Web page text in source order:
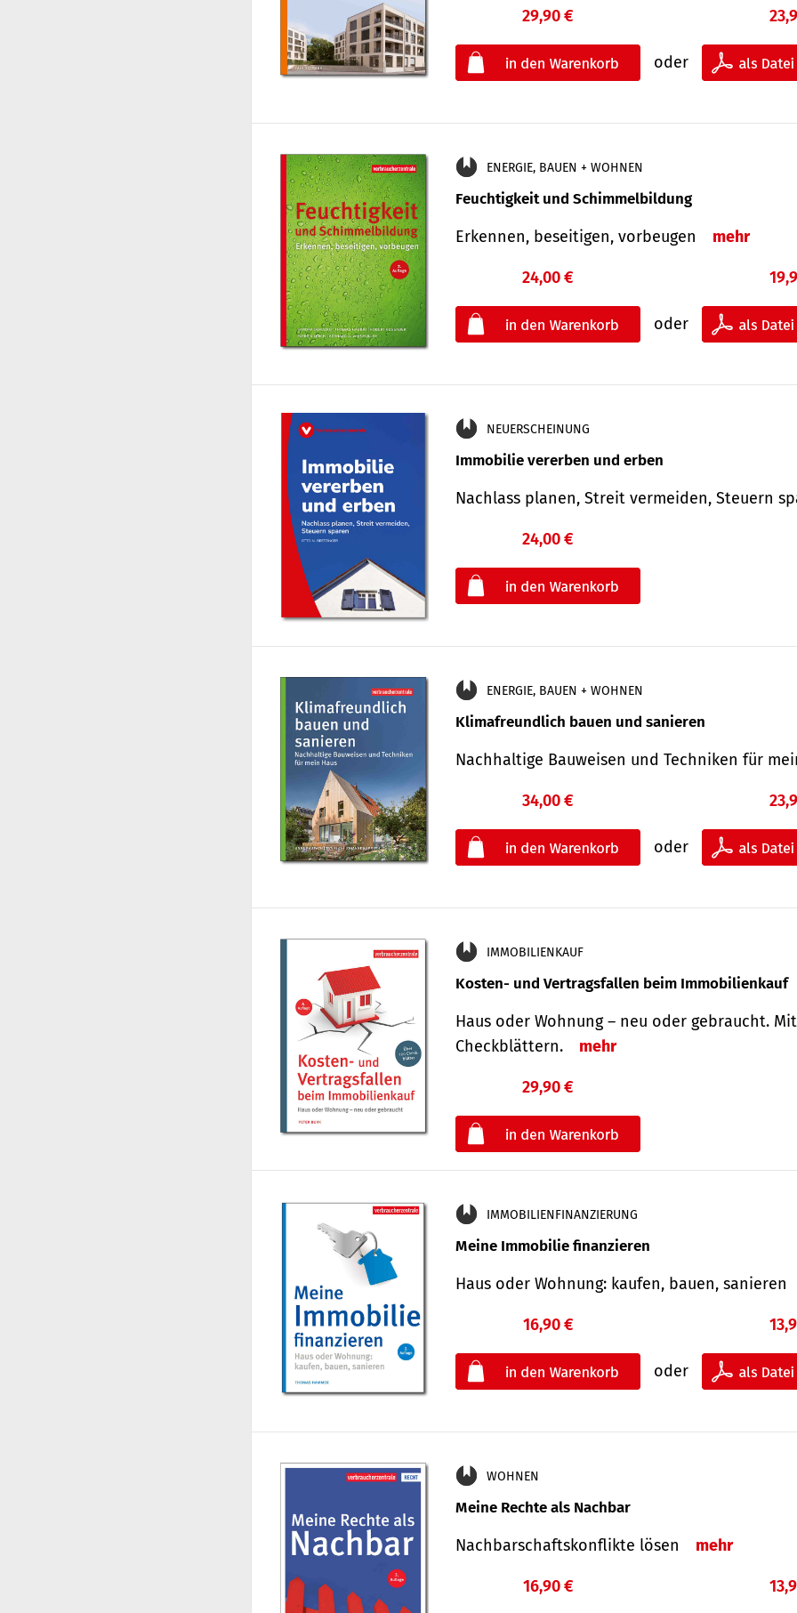
29,90 €
oder
ENERGIE, BAUEN + WOHNEN
Feuchtigkeit und Schimmelbildung
Erkennen, beseitigen, vorbeugen mehr
24,00 €
oder
NEUERSCHEINUNG
Immobilie vererben und erben
Nachlass planen, Streit vermeiden, Steuern
24,00 €
ENERGIE, BAUEN + WOHNEN
Klimafreundlich bauen und sanieren
Nachhaltige Bauweisen und Techniken für
34,00 €
oder
IMMOBILIENKAUF
Kosten- und Vertragsfallen beim Immobilienkauf
Haus oder Wohnung – neu oder gebraucht.
Check­blättern.
mehr
29,90 €
IMMOBILIENFINANZIERUNG
Meine Immobilie finanzieren
Haus oder Wohnung: kaufen, bauen, sanieren
16,90 €
oder
WOHNEN
Meine Rechte als Nachbar
Nach­bar­schafts­konflikte lösen mehr
16,90 €